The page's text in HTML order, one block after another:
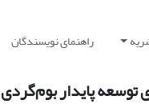
راهنمای نویسندگان
توسعه پایدار